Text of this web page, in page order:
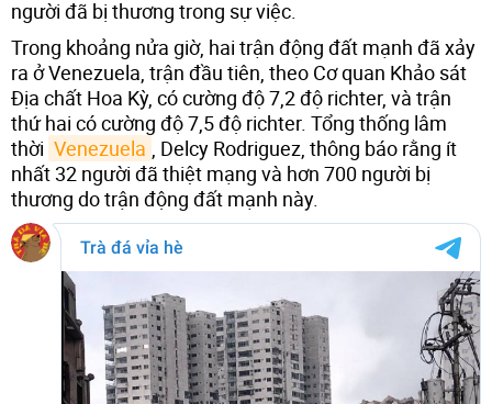
người đã bị thương trong sự việc.
Trong khoảng nửa giờ, hai trận động đất mạnh đã xảy
ra ở Venezuela, trận đầu tiên, theo Cơ quan Khảo sát
Địa chất Hoa Kỳ, có cường độ 7,2 độ richter, và trận
thứ hai có cường độ 7,5 độ richter. Tổng thống lâm
thời Venezuela
, Delcy Rodriguez, thông báo rằng ít
nhất 32 người đã thiệt mạng và hơn 700 người bị
thương do trận động đất mạnh này.